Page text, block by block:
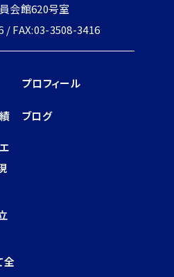
会館620号室
/ FAX:03-3508-3416
プロフィール
全
ブログ